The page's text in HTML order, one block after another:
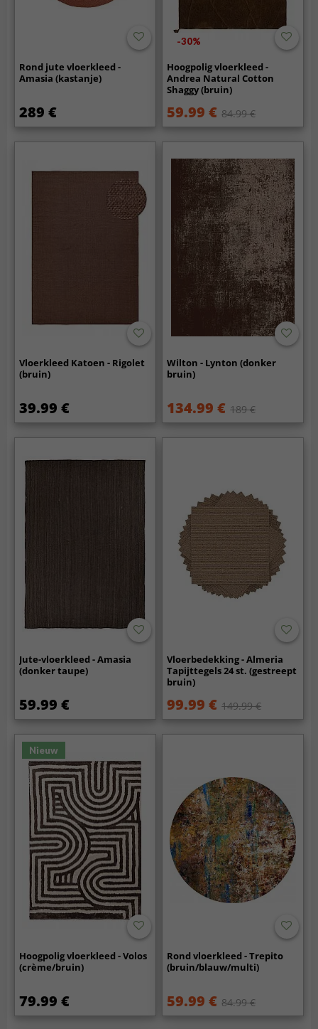
Rond jute vloerkleed -
Amasia (kastanje)
289 €
-30%
Hoogpolig vloerkleed -
Andrea Natural Cotton
Shaggy (bruin)
59.99 € 84.99 €
Vloerkleed Katoen - Rigolet
(bruin)
39.99 €
Wilton - Lynton (donker
bruin)
134.99 € 189 €
Jute-vloerkleed - Amasia
(donker taupe)
59.99 €
Vloerbedekking - Almeria
Tapijttegels 24 st. (gestreept
bruin)
99.99 € 149.99 €
Nieuw
Hoogpolig vloerkleed - Volos
(crème/bruin)
79.99 €
Rond vloerkleed - Trepito
(bruin/blauw/multi)
59.99 € 84.99 €